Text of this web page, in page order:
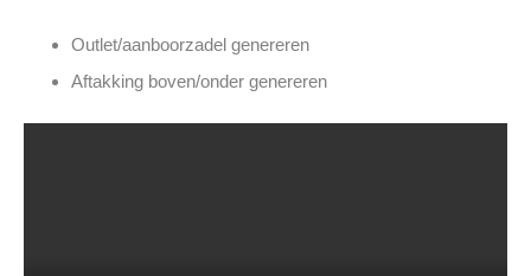
Outlet/aanboorzadel genereren
Aftakking boven/onder genereren